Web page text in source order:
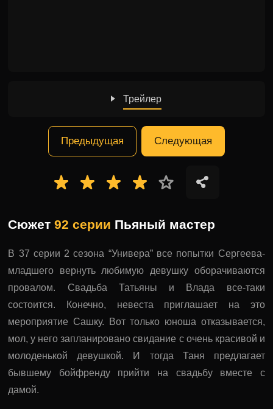
Трейлер
Предыдущая Следующая
Сюжет92 серии Пьяный мастер
В 37 серии 2 сезона “Универа” все попытки Сергеева-
младшего вернуть любимую девушку оборачиваются
провалом. Свадьба Татьяны и Влада все-таки
состоится. Конечно, невеста приглашает на это
мероприятие Сашку. Вот только юноша отказывается,
мол, у него запланировано свидание с очень красивой и
молоденькой девушкой. И тогда Таня предлагает
бывшему бойфренду прийти на свадьбу вместе с
дамой.